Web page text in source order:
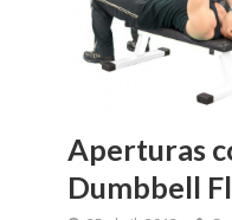
Aperturas
Dumbbell